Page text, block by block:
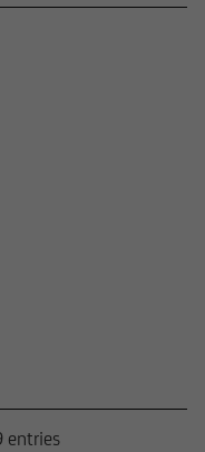
entries